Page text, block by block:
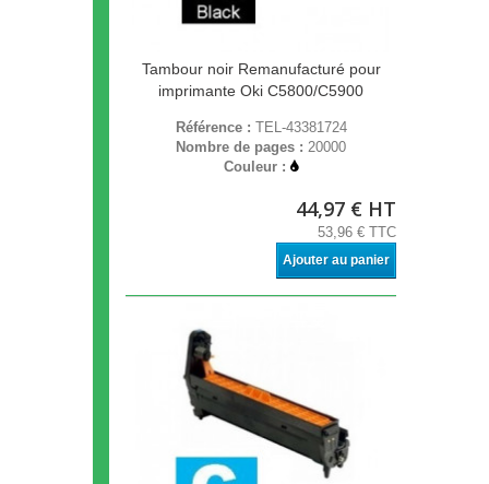
Tambour noir Remanufacturé pour
imprimante Oki C5800/C5900
Référence : TEL-43381724
Nombre de pages : 20000
Couleur :
44,97 € HT
53,96 € TTC
Ajouter au panier